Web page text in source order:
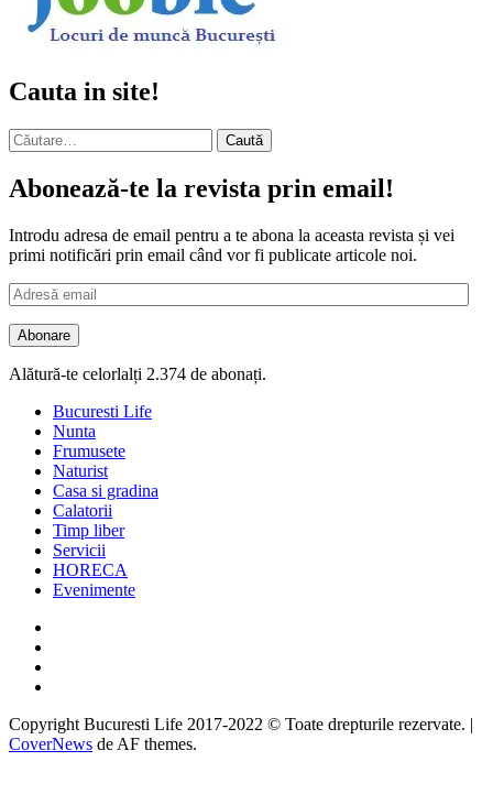
Cauta in site!
Caută
după:
Abonează-te la revista prin email!
Introdu adresa de email pentru a te abona la aceasta revista și vei
primi notificări prin email când vor fi publicate articole noi.
Adresă
email
Abonare
Alătură-te celorlalți 2.374 de abonați.
Bucuresti Life
Nunta
Frumusete
Naturist
Casa si gradina
Calatorii
Timp liber
Servicii
HORECA
Evenimente
Copyright Bucuresti Life 2017-2022 © Toate drepturile rezervate. |
CoverNews de AF themes.